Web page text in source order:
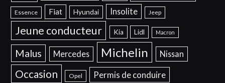
Essence Fiat Hyundai Insolite Jeep
Jeune conducteur Kia Lidl Macron
Malus Mercedes Michelin Nissan
Occasion Opel Permis de conduire